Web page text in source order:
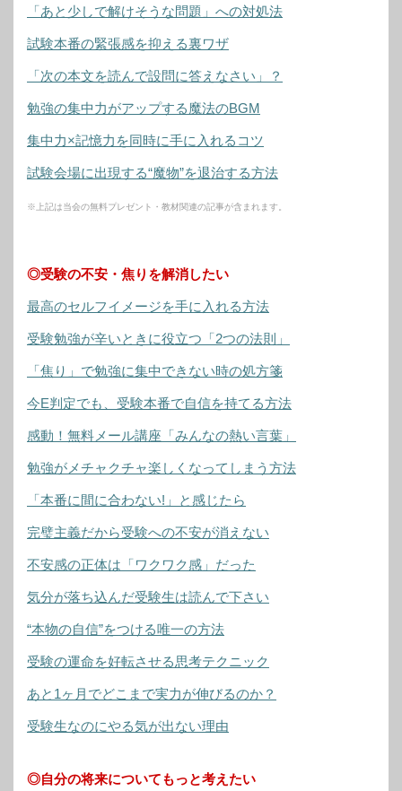
「あと少しで解けそうな問題」への対処法
試験本番の緊張感を抑える裏ワザ
「次の本文を読んで設問に答えなさい」？
勉強の集中力がアップする魔法のBGM
集中力×記憶力を同時に手に入れるコツ
試験会場に出現する“魔物”を退治する方法
※上記は当会の無料プレゼント・教材関連の記事が含まれます。
◎受験の不安・焦りを解消したい
最高のセルフイメージを手に入れる方法
受験勉強が辛いときに役立つ「2つの法則」
「焦り」で勉強に集中できない時の処方箋
今E判定でも、受験本番で自信を持てる方法
感動！無料メール講座「みんなの熱い言葉」
勉強がメチャクチャ楽しくなってしまう方法
「本番に間に合わない!」と感じたら
完璧主義だから受験への不安が消えない
不安感の正体は「ワクワク感」だった
気分が落ち込んだ受験生は読んで下さい
“本物の自信”をつける唯一の方法
受験の運命を好転させる思考テクニック
あと1ヶ月でどこまで実力が伸びるのか？
受験生なのにやる気が出ない理由
◎自分の将来についてもっと考えたい